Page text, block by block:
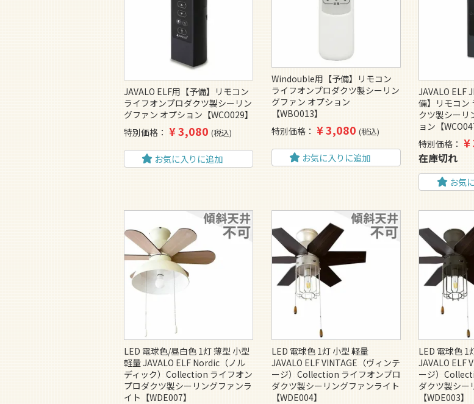
JAVALO ELF用【予備】リモコン
ライフオンプロダクツ製シーリン
グファン オプション【WCO029】
特別価格
¥3,080 税込
お気に入りに追加
Windouble用【予備】リモコン
ライフオンプロダクツ製シーリン
グファン オプション
【WBO013】
特別価格
¥3,080 税込
お気に入りに追加
JAVALO ELF
備】リモコン
クツ製シーリ
ョン【
特別価格
¥
在庫切れ
お気
LED 電球色/昼白色 1灯 薄型 小型
軽量 JAVALO ELF Nordic（ノル
ディック）Collection ライフオン
プロダクツ製シーリングファンラ
イト【WDE007】
LED 電球色 1灯 小型 軽量
JAVALO ELF VINTAGE（ヴィンテ
ージ）Collection ライフオンプロ
ダクツ製シーリングファンライト
【WDE004】
LED 電球色 1
JAVALO ELF
ージ）
ダクツ製シー
【WDE003】